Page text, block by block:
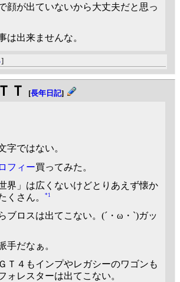
顔が出ていないから大丈夫だと思っ
は出来ませんな。
]
ＴＴ [長年日記]
字ではない。
フィー買ってみた。
界」は広くないけどとりあえず懐か
くさん。
*1
ブロスは出てこない。(´・ω・`)ガッ
手だなぁ。
Ｔ４もインプやレガシーのワゴンも
ォレスターは出てこない。